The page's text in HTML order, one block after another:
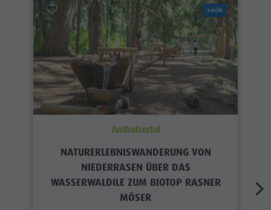
Leicht
Antholzertal
NATURERLEBNISWANDERUNG VON
NIEDERRASEN ÜBER DAS
WASSERWALDILE ZUM BIOTOP RASNER
MÖSER